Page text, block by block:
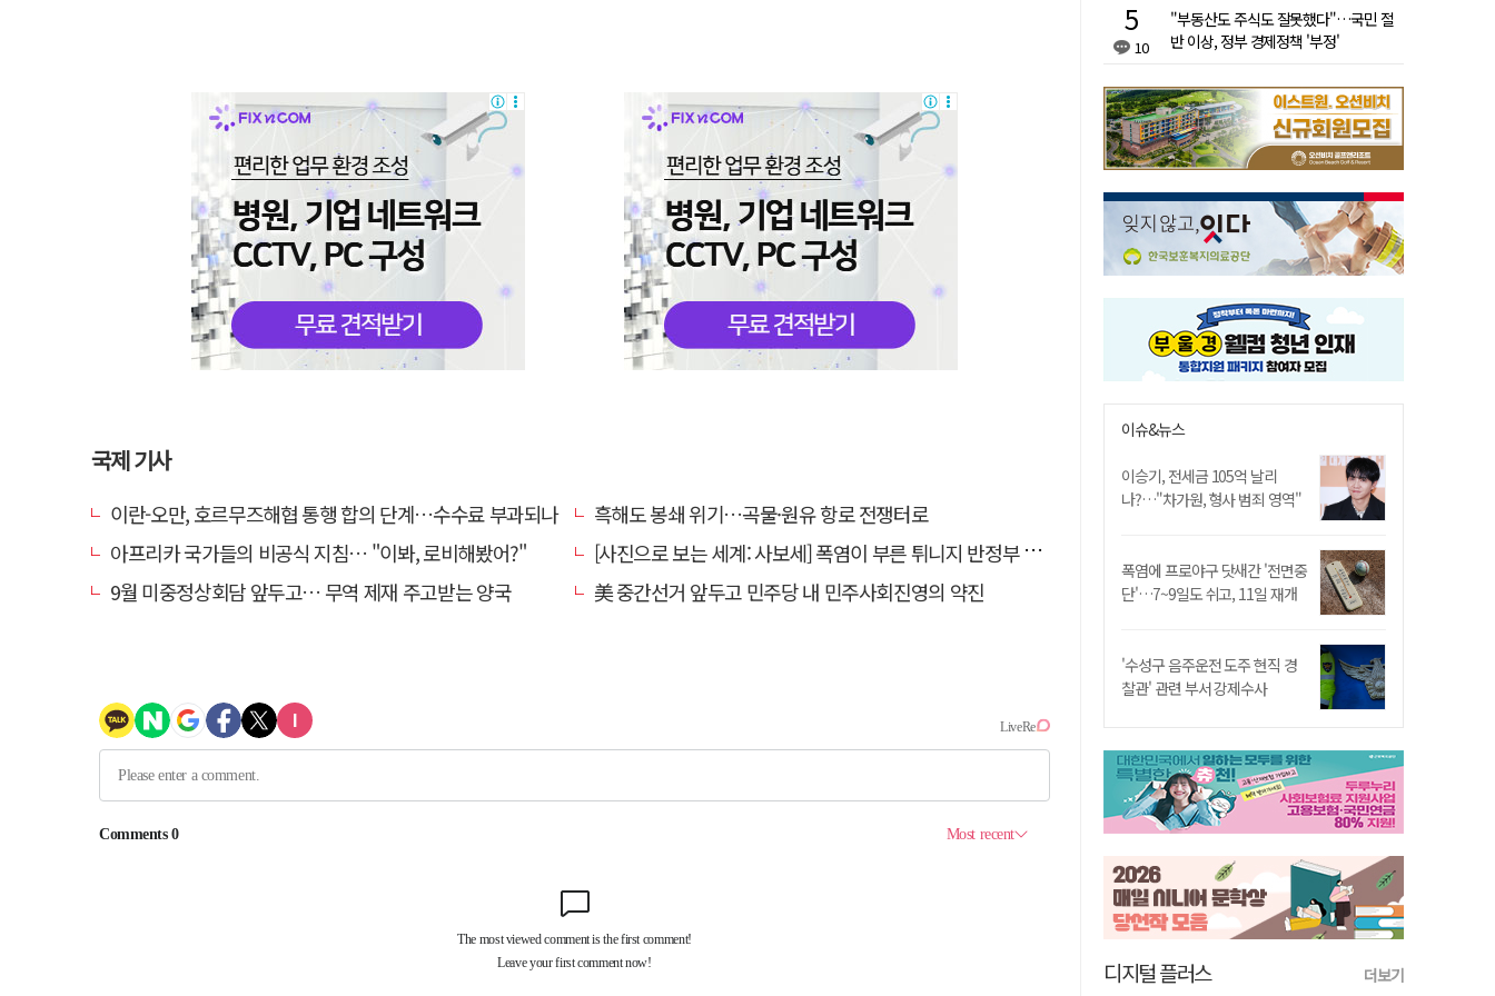
국제 기사
이란-오만, 호르무즈해협 통행 합의 단계…수수료 부과되나
흑해도 봉쇄 위기…곡물·원유 항로 전쟁터로
아프리카 국가들의 비공식 지침… "이봐, 로비해봤어?"
[사진으로 보는 세계: 사보세] 폭염이 부른 튀니지 반정부 시위
9월 미중정상회담 앞두고… 무역 제재 주고받는 양국
美 중간선거 앞두고 민주당 내 민주사회진영의 약진
10
"부동산도 주식도 잘못했다"…국민 절
반 이상, 정부 경제정책 '부정'
이슈&뉴스
이승기, 전세금 105억 날리
나?…"차가원, 형사 범죄 영역"
폭염에 프로야구 닷새간 '전면중
단'…7~9일도 쉬고, 11일 재개
'수성구 음주운전 도주 현직 경
찰관' 관련 부서 강제수사
디지털 플러스 더보기